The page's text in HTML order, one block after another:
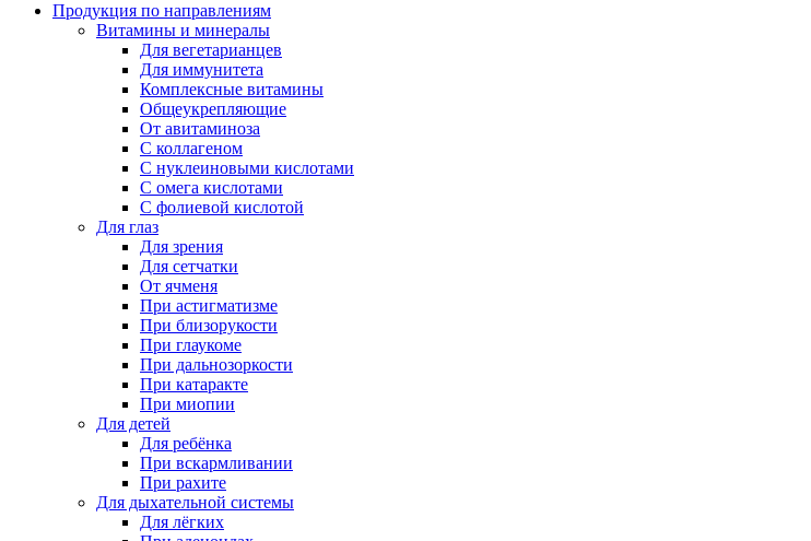
Продукция по направлениям
Витамины и минералы
Для вегетарианцев
Для иммунитета
Комплексные витамины
Общеукрепляющие
От авитаминоза
С коллагеном
С нуклеиновыми кислотами
С омега кислотами
С фолиевой кислотой
Для глаз
Для зрения
Для сетчатки
От ячменя
При астигматизме
При близорукости
При глаукоме
При дальнозоркости
При катаракте
При миопии
Для детей
Для ребёнка
При вскармливании
При рахите
Для дыхательной системы
Для лёгких